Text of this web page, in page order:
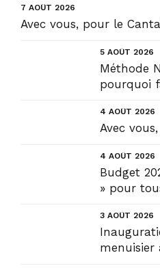
7 AOÛT 2026
Avec vous, pour le
5 AOÛT 2026
Méthode
pourquoi
4 AOÛT 2026
Avec
4 AOÛT 2026
Budget
» pour
3 AOÛT 2026
menuisier